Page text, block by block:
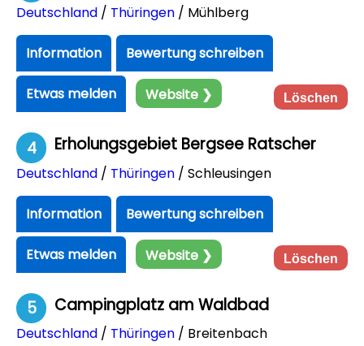
Deutschland / Thüringen / Mühlberg
Information Bewertung schreiben
Etwas melden Website ❯ Löschen
4 Erholungsgebiet Bergsee Ratscher
Deutschland / Thüringen / Schleusingen
Information Bewertung schreiben
Etwas melden Website ❯ Löschen
5 Campingplatz am Waldbad
Deutschland / Thüringen / Breitenbach